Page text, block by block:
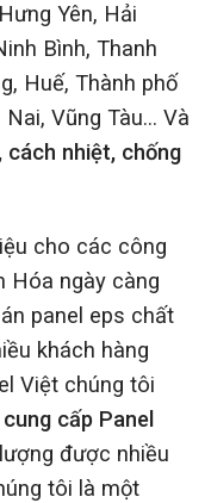
Yên, Hải
Bình, Thanh
Huế, Thành phố
Vũng Tàu… Và
cách nhiệt, chống
cho các công
Hóa ngày càng
panel eps chất
khách hàng
Việt chúng tôi
cấp Panel
được nhiều
tôi là một